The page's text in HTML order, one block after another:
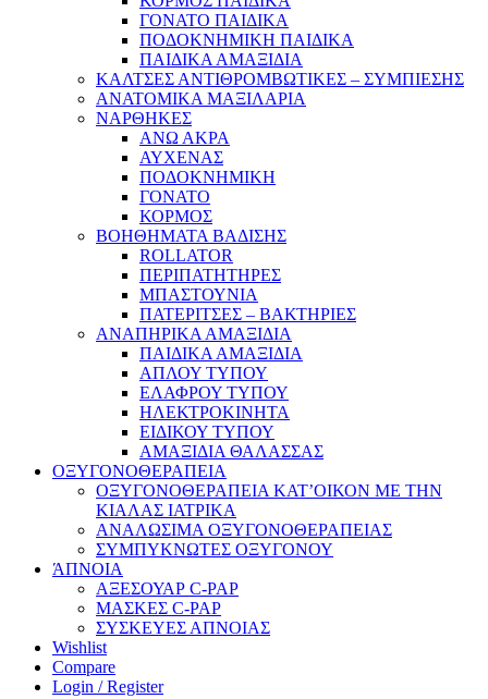
ΓΟΝΑΤΟ ΠΑΙΔΙΚΑ
ΠΟΔΟΚΝΗΜΙΚΗ ΠΑΙΔΙΚΑ
ΠΑΙΔΙΚΑ ΑΜΑΞΙΔΙΑ
ΚΑΛΤΣΕΣ ΑΝΤΙΘΡΟΜΒΩΤΙΚΕΣ – ΣΥΜΠΙΕΣΗΣ
ΑΝΑΤΟΜΙΚΑ ΜΑΞΙΛΑΡΙΑ
ΝΑΡΘΗΚΕΣ
ΑΝΩ ΑΚΡΑ
ΑΥΧΕΝΑΣ
ΠΟΔΟΚΝΗΜΙΚΗ
ΓΟΝΑΤΟ
ΚΟΡΜΟΣ
ΒΟΗΘΗΜΑΤΑ ΒΑΔΙΣΗΣ
ROLLATOR
ΠΕΡΙΠΑΤΗΤΗΡΕΣ
ΜΠΑΣΤΟΥΝΙΑ
ΠΑΤΕΡΙΤΣΕΣ – ΒΑΚΤΗΡΙΕΣ
ΑΝΑΠΗΡΙΚΑ ΑΜΑΞΙΔΙΑ
ΠΑΙΔΙΚΑ ΑΜΑΞΙΔΙΑ
ΑΠΛΟΥ ΤΥΠΟΥ
ΕΛΑΦΡΟΥ ΤΥΠΟΥ
ΗΛΕΚΤΡΟΚΙΝΗΤΑ
ΕΙΔΙΚΟΥ ΤΥΠΟΥ
ΑΜΑΞΙΔΙΑ ΘΑΛΑΣΣΑΣ
ΟΞΥΓΟΝΟΘΕΡΑΠΕΙΑ
ΟΞΥΓΟΝΟΘΕΡΑΠΕΙΑ ΚΑΤ’ΟΙΚΟΝ ΜΕ ΤΗΝ
ΚΙΑΛΑΣ ΙΑΤΡΙΚΑ
ΑΝΑΛΩΣΙΜΑ ΟΞΥΓΟΝΟΘΕΡΑΠΕΙΑΣ
ΣΥΜΠΥΚΝΩΤΕΣ ΟΞΥΓΟΝΟΥ
ΆΠΝΟΙΑ
ΑΞΕΣΟΥΑΡ C-PAP
ΜΑΣΚΕΣ C-PAP
ΣΥΣΚΕΥΕΣ ΑΠΝΟΙΑΣ
Wishlist
Compare
Login / Register